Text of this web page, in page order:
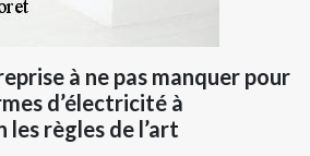
à ne pas manquer pour
d’électricité à
règles de l’art